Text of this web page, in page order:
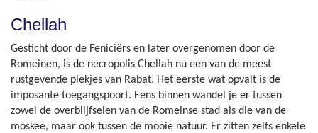
Chellah
Gesticht door de Feniciërs en later overgenomen door de
Romeinen, is de necropolis Chellah nu een van de meest
rustgevende plekjes van Rabat. Het eerste wat opvalt is de
imposante toegangspoort. Eens binnen wandel je er tussen
zowel de overblijfselen van de Romeinse stad als die van de
moskee, maar ook tussen de mooie natuur. Er zitten zelfs enkele